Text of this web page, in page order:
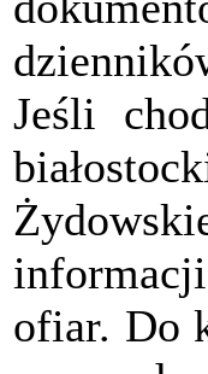
Jeśli
ofiar. Do